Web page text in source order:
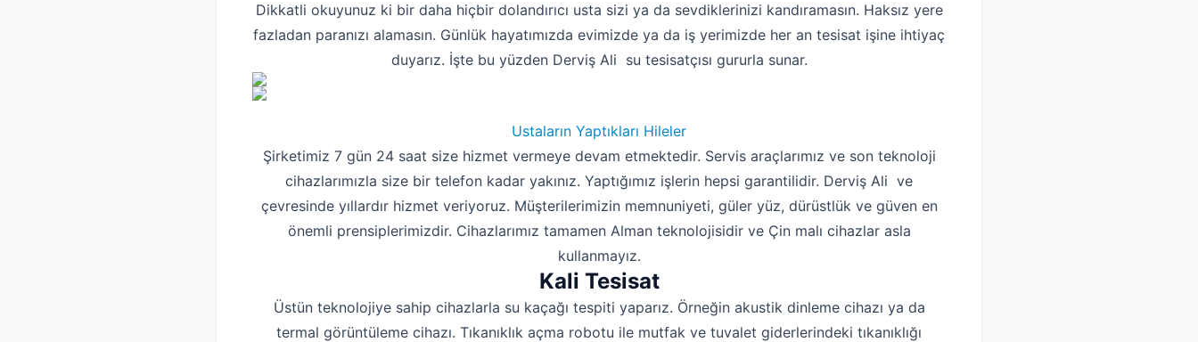
Dikkatli okuyunuz ki bir daha hiçbir dolandırıcı usta sizi ya da sevdiklerinizi kandıramasın. Haksız yere
fazladan paranızı alamasın. Günlük hayatımızda evimizde ya da iş yerimizde her an tesisat işine ihtiyaç
duyarız. İşte bu yüzden Derviş Ali su tesisatçısı gururla sunar.
Ustaların Yaptıkları Hileler
Şirketimiz 7 gün 24 saat size hizmet vermeye devam etmektedir. Servis araçlarımız ve son teknoloji
cihazlarımızla size bir telefon kadar yakınız. Yaptığımız işlerin hepsi garantilidir. Derviş Ali ve
çevresinde yıllardır hizmet veriyoruz. Müşterilerimizin memnuniyeti, güler yüz, dürüstlük ve güven en
önemli prensiplerimizdir. Cihazlarımız tamamen Alman teknolojisidir ve Çin malı cihazlar asla
kullanmayız.
Kali Tesisat
Üstün teknolojiye sahip cihazlarla su kaçağı tespiti yaparız. Örneğin akustik dinleme cihazı ya da
termal görüntüleme cihazı. Tıkanıklık açma robotu ile mutfak ve tuvalet giderlerindeki tıkanıklığı